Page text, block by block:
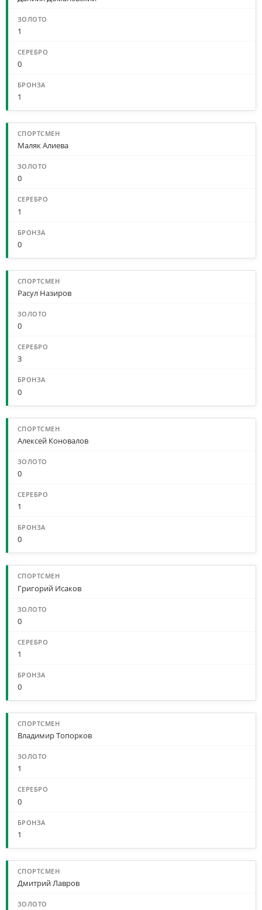
1
0
1
Маляк Алиева
0
1
0
Расул Назиров
0
3
0
Алексей Коновалов
0
1
0
Григорий Исаков
0
1
0
Владимир Топорков
1
0
1
Дмитрий Лавров